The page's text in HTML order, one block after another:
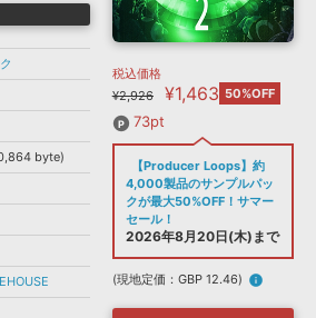
»
»
音楽カード
楽曲配信流通サービス
無償のサウンド管理ソフト
SONOCA
イン・エフェクト
ル 効果音
byte)
税込価格
¥2,926
¥1,463 50%OFF
73pt
【Producer Loops】約
4,000製品のサンプルパッ
クが最大50%OFF！サマー
セール！
2026年8月20日(木)まで
(現地定価：GBP 12.46) info